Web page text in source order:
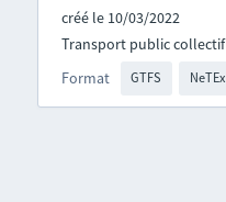
créé le 10/03/2022
Format GTFS NeTEx
Transport public collectif